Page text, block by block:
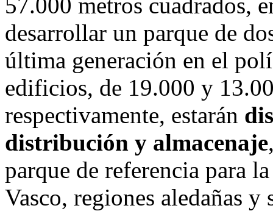
desarrollar un parque de
última generación en el
edificios, de 19.000 y
respectivamente, estarán
distribución y almacenaje
parque de referencia para
Vasco, regiones aledañas y